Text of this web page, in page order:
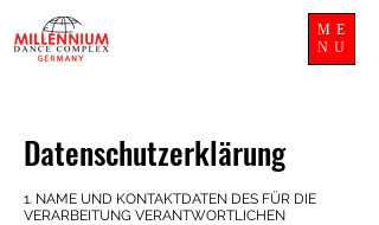
ME
NU
Datenschutzerklärung
1. NAME UND KONTAKTDATEN DES FÜR DIE
VERARBEITUNG VERANTWORTLICHEN